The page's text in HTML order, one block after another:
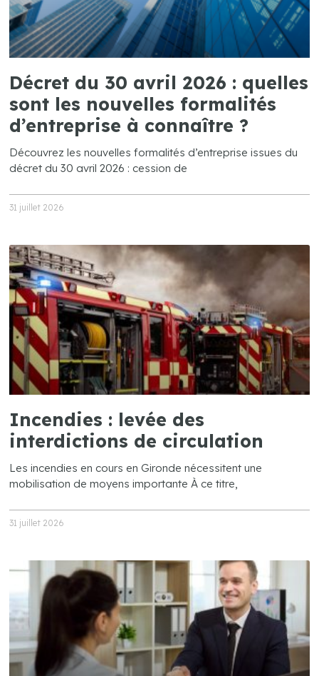
Décret du 30 avril 2026 : quelles
sont les nouvelles formalités
d’entreprise à connaître ?
Découvrez les nouvelles formalités d’entreprise issues du
décret du 30 avril 2026 : cession de
31 juillet 2026
Incendies : levée des
interdictions de circulation
Les incendies en cours en Gironde nécessitent une
mobilisation de moyens importante À ce titre,
31 juillet 2026